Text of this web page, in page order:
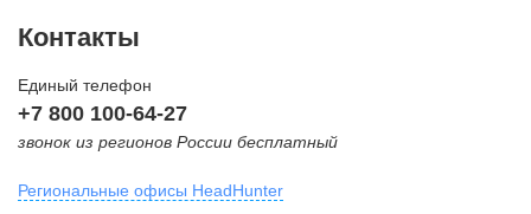
Контакты
Единый телефон
+7 800 100-64-27
звонок из регионов России бесплатный
Региональные офисы HeadHunter